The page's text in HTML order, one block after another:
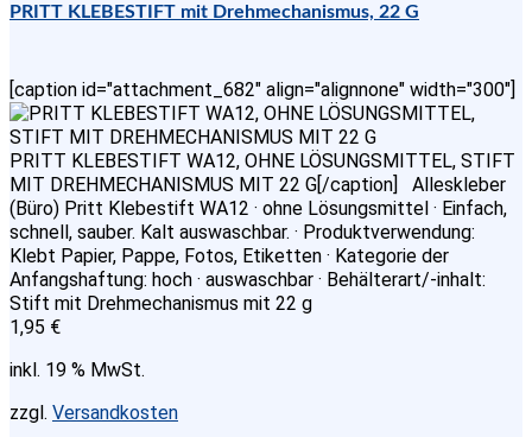
PRITT KLEBESTIFT mit Drehmechanismus, 22 G
[caption id="attachment_682" align="alignnone" width="300"]
PRITT KLEBESTIFT WA12, OHNE LÖSUNGSMITTEL, STIFT
MIT DREHMECHANISMUS MIT 22 G[/caption] Alleskleber
(Büro) Pritt Klebestift WA12 · ohne Lösungsmittel · Einfach,
schnell, sauber. Kalt auswaschbar. · Produktverwendung:
Klebt Papier, Pappe, Fotos, Etiketten · Kategorie der
Anfangshaftung: hoch · auswaschbar · Behälterart/-inhalt:
Stift mit Drehmechanismus mit 22 g
1,95 €
inkl. 19 % MwSt.
zzgl. Versandkosten